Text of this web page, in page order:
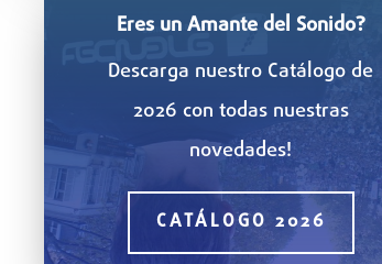
Eres un Amante del Sonido?
Descarga nuestro Catálogo de
2026 con todas nuestras
novedades!
CATÁLOGO 2026